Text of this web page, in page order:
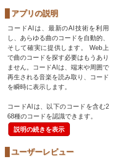
アプリの説明
コードAIは、最新のAI技術を利用
し、あらゆる曲のコードを自動的、
そして確実に提供します。 Web上
で曲のコードを探す必要はもうあり
ません。コードAIは、端末や周囲で
再生される音楽を読み取り、コード
を瞬時に表示します。
コードAIは、以下のコードを含む2
68種のコードを認識できます。
説明の続きを表示
ユーザーレビュー